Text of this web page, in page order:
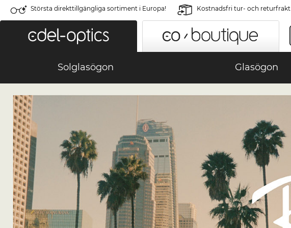
Största direkttillgängliga sortiment i Europa! Kostnadsfri tur- och returfrakt
Solglasögon Glasögon